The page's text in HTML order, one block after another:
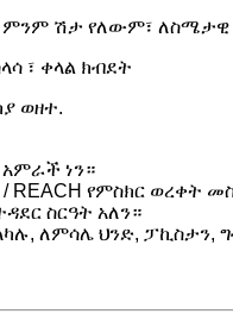
ምንም ሽታ የለውም፣ ለስሜታዊ
፣ ቀላል ክብደት
ወዘተ.
ነን።
/ REACH የምስክር ወረቀት
ስርዓት አለን።
ለምሳሌ ህንድ, ፓኪስታን,